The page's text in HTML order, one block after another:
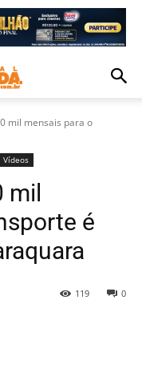
mil mensais para o
Vídeos
mil
é
0
119